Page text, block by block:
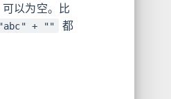
以为空。比
+ "" 都